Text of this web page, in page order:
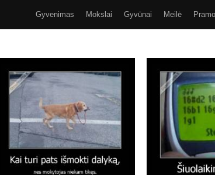
Gyvenimas Mokslai Gyvūnai Meilė